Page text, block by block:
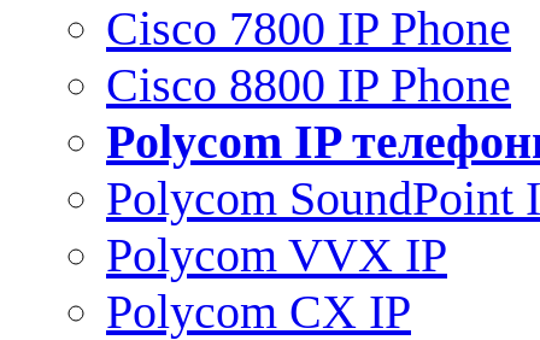
Cisco 7800 IP Phone
Cisco 8800 IP Phone
Polycom IP
Polycom SoundPoint
Polycom VVX IP
Polycom CX IP